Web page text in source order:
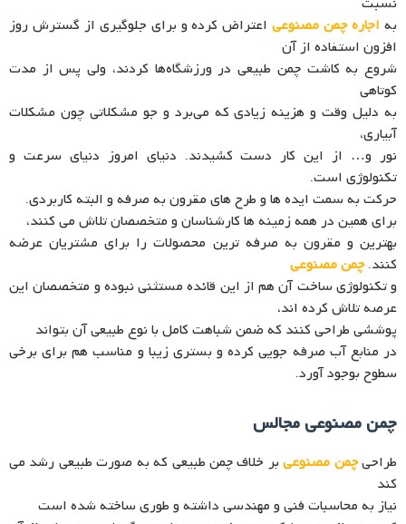
به اجاره چمن مصنوعی اعتراض کرده و برای جلوگیری از گسترش روز
افزون استفاده از آن
شروع به کاشت چمن طبیعی در ورزشگاه‌ها کردند، ولی پس از مدت
کوتاهی
به دلیل وقت و هزینه‌ زیادی که می‌برد و جو مشکلاتی چون مشکلات
آبیاری،
نور و… از این کار دست کشیدند. دنیای امروز دنیای سرعت و
تکنولوژی است.
حرکت به سمت ایده ها و طرح های مقرون به صرفه و البته کاربردی.
برای همین در همه زمینه ها کارشناسان و متخصصان تلاش می کنند،
بهترین و مقرون به صرفه ترین محصولات را برای مشتریان عرضه
کنند.چمن مصنوعی
و تکنولوژی ساخت آن هم از این قائده مستثنی نبوده و متخصصان این
عرصه تلاش کرده اند،
پوششی طراحی کنند که ضمن شباهت کامل با نوع طبیعی آن بتواند
در منابع آب صرفه جویی کرده و بستری زیبا و مناسب هم برای برخی
سطوح بوجود آورد.
چمن مصنوعی مجالس
طراحیچمن مصنوعیبر خلاف چمن طبیعی که به صورت طبیعی رشد می
کند
نیاز به محاسبات فنی و مهندسی داشته و طوری ساخته شده است